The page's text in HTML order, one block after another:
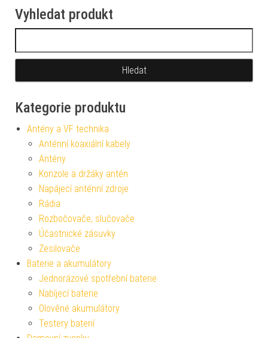
Vyhledat produkt
Kategorie produktu
Antény a VF technika
Anténní koaxiální kabely
Antény
Konzole a držáky antén
Napájecí anténní zdroje
Rádia
Rozbočovače, slučovače
Účastnické zásuvky
Zesilovače
Baterie a akumulátory
Jednorázové spotřební baterie
Nabíjecí baterie
Olověné akumulátory
Testery baterií